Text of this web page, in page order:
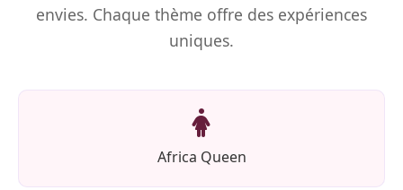
envies. Chaque thème offre des expériences
uniques.
Africa Queen